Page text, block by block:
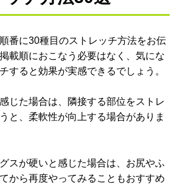
番に30種目のストレッチ方法をお伝
載順におこなう必要はなく、気にな
すると効果が実感できるでしょう。
じた場合は、隣接する部位をストレ
と、柔軟性が向上する場合がありま
スが硬いと感じた場合は、お尻やふ
から再度やってみることもおすすめ